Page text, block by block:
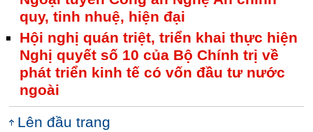
quy, tinh nhuệ, hiện đại
Hội nghị quán triệt, triển khai thực hiện
Nghị quyết số 10 của Bộ Chính trị về
phát triển kinh tế có vốn đầu tư nước
ngoài
Lên đầu trang